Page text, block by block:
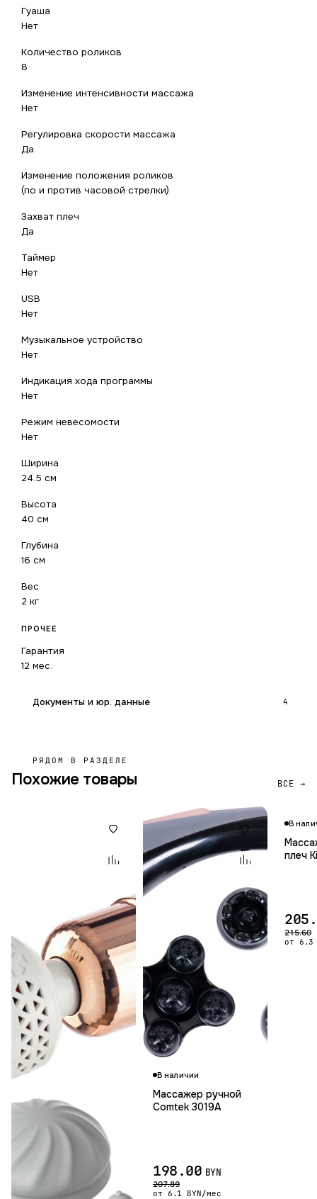
Гуаша
Нет
Количество роликов
8
Изменение интенсивности массажа
Нет
Регулировка скорости массажа
Да
Изменение положения роликов
(по и против часовой стрелки)
Захват плеч
Да
Таймер
Нет
USB
Нет
Музыкальное устройство
Нет
Индикация хода программы
Нет
Режим невесомости
Нет
Ширина
24.5 см
Высота
40 см
Глубина
16 см
Вес
2 кг
ПРОЧЕЕ
Гарантия
12 мес.
Документы и юр. данные 4
РЯДОМ В РАЗДЕЛЕ
Похожие товары ВСЕ →
В наличии
Массажер ручной
Comtek 3019A
198.00 BYN
207.89
от 6.1 BYN/мес
В
плеч
215.60
от 6.3